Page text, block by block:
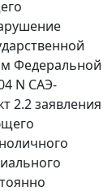
Федеральной
N САЭ-
2.2 заявления